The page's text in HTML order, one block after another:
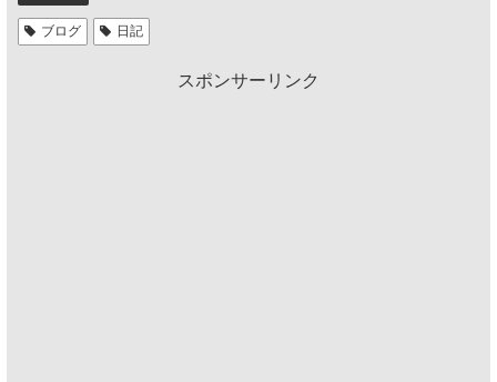
ブログ 日記
スポンサーリンク